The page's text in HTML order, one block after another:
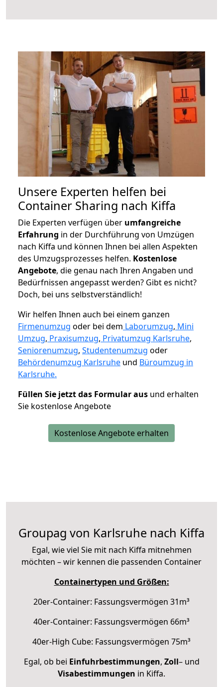
Unsere Experten helfen bei
Container Sharing nach Kiffa
Die Experten verfügen über umfangreiche
Erfahrung in der Durchführung von Umzügen
nach Kiffa und können Ihnen bei allen Aspekten
des Umzugsprozesses helfen. Kostenlose
Angebote, die genau nach Ihren Angaben und
Bedürfnissen angepasst werden? Gibt es nicht?
Doch, bei uns selbstverständlich!
Wir helfen Ihnen auch bei einem ganzen
Firmenumzug oder bei dem Laborumzug, Mini
Umzug, Praxisumzug, Privatumzug Karlsruhe,
Seniorenumzug, Studentenumzug oder
Behördenumzug Karlsruhe und Büroumzug in
Karlsruhe.
Füllen Sie jetzt das Formular aus und erhalten
Sie kostenlose Angebote
Kostenlose Angebote erhalten
Groupag von Karlsruhe nach Kiffa
Egal, wie viel Sie mit nach Kiffa mitnehmen
möchten – wir kennen die passenden Container
Containertypen und Größen:
20er-Container: Fassungsvermögen 31m³
40er-Container: Fassungsvermögen 66m³
40er-High Cube: Fassungsvermögen 75m³
Egal, ob bei Einfuhrbestimmungen, Zoll– und
Visabestimmungen in Kiffa.